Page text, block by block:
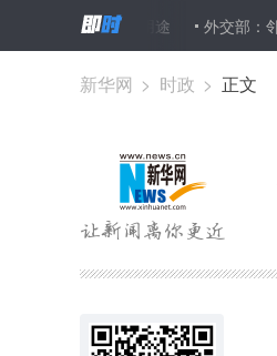
肺炎防控等指定用途 外交部：邻
新华网 > 时政 > 正文